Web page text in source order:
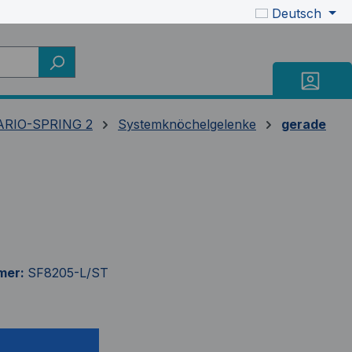
Deutsch
SPRING 2 Systemknöchelgelenke gerade
SF8205-L/ST